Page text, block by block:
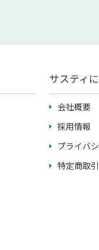
サスティ
会社概要
採用情報
プライバ
特定商取